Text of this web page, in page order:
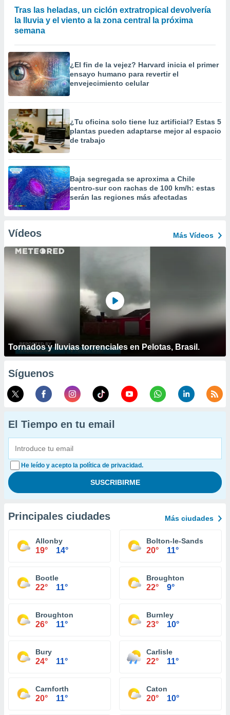
Tras las heladas, un ciclón extratropical devolvería
la lluvia y el viento a la zona central la próxima
semana
¿El fin de la vejez? Harvard inicia el primer
ensayo humano para revertir el
envejecimiento celular
¿Tu oficina solo tiene luz artificial? Estas 5
plantas pueden adaptarse mejor al espacio
de trabajo
Baja segregada se aproxima a Chile
centro-sur con rachas de 100 km/h: estas
serán las regiones más afectadas
Vídeos Más Vídeos
Tornados y lluvias torrenciales en Pelotas, Brasil.
Síguenos
El Tiempo en tu email
He leído y acepto la política de privacidad.
Principales ciudades Más ciudades
Allonby
19° 14°
Bolton-le-Sands
20° 11°
Bootle
22° 11°
Broughton
22° 9°
Broughton
26° 11°
Burnley
23° 10°
Bury
24° 11°
Carlisle
22° 11°
Carnforth
20° 11°
Caton
20° 10°